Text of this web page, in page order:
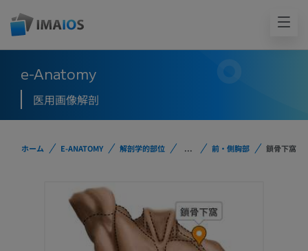
e-Anatomy
医用画像解剖
ホーム E-ANATOMY 解剖学的部位 ... 前・側胸部 鎖骨下窩